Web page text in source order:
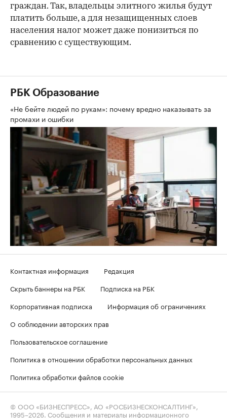
граждан. Так, владельцы элитного жилья будут
платить больше, а для незащищенных слоев
населения налог может даже понизиться по
сравнению с существующим.
РБК Образование
«Не бейте людей по рукам»: почему вредно наказывать за
промахи и ошибки
Контактная информация
Редакция
Скрыть баннеры на РБК
Подписка на РБК
Корпоративная подписка
Информация об ограничениях
О соблюдении авторских прав
Пользовательское соглашение
Политика в отношении обработки персональных данных
Политика обработки файлов cookie
© ООО «БИЗНЕСПРЕСС», АО «РОСБИЗНЕСКОНСАЛТИНГ»,
1995–2026. Сообщения и материалы информационного